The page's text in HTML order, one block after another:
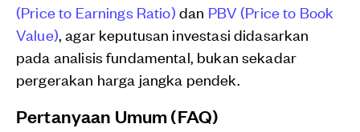
(Price to Earnings Ratio) dan PBV (Price to Book
Value) , agar keputusan investasi didasarkan
pada analisis fundamental, bukan sekadar
pergerakan harga jangka pendek.
Pertanyaan Umum (FAQ)